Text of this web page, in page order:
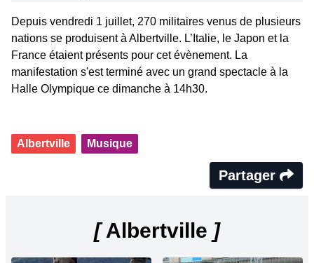
Depuis vendredi 1 juillet, 270 militaires venus de plusieurs
nations se produisent à Albertville. L’Italie, le Japon et la
France étaient présents pour cet évènement. La
manifestation s'est terminé avec un grand spectacle à la
Halle Olympique ce dimanche à 14h30.
Albertville Musique
Partager
[Albertville ]